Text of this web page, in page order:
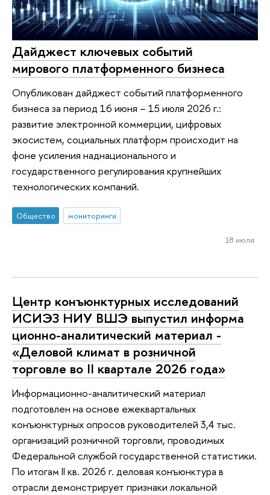
Дайджест ключевых событий
мирового платформенного бизнеса
Опубликован дайджест событий платформенного
бизнеса за период 16 июня – 15 июля 2026 г.:
развитие электронной коммерции, цифровых
экосистем, социальных платформ происходит на
фоне усиления наднационального и
государственного регулирования крупнейших
технологических компаний.
Общество мониторинги
18 июля
Центр конъюнктурных исследований
ИСИЭЗ НИУ ВШЭ выпустил информа
ционно-аналитический материал -
«Деловой климат в розничной
торговле во II квартале 2026 года»
Информационно-аналитический материал
подготовлен на основе ежеквартальных
конъюнктурных опросов руководителей 3,4 тыс.
организаций розничной торговли, проводимых
Федеральной службой государственной статистики.
По итогам II кв. 2026 г. деловая конъюнктура в
отрасли демонстрирует признаки локальной